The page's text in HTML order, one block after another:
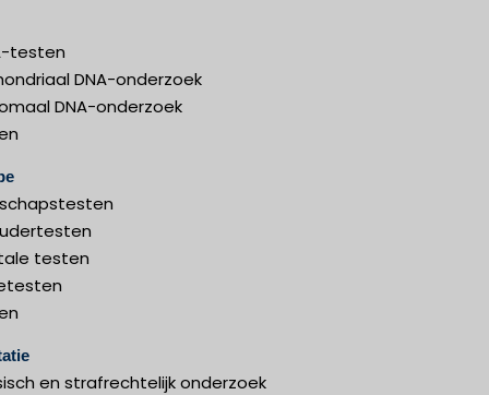
testen
DNA-onderzoek
DNA-onderzoek
testen
en strafrechtelijk onderzoek